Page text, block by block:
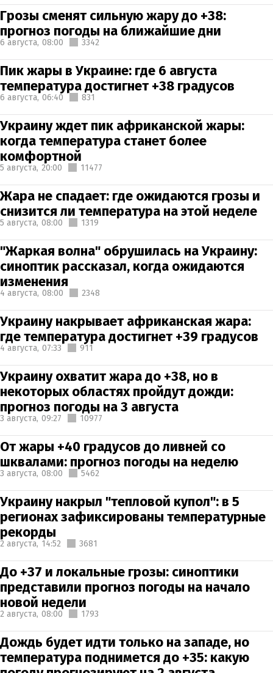
Грозы сменят сильную жару до +38:
прогноз погоды на ближайшие дни
6 августа, 08:00 3342
Пик жары в Украине: где 6 августа
температура достигнет +38 градусов
6 августа, 06:40 831
Украину ждет пик африканской жары:
когда температура станет более
комфортной
5 августа, 20:00 11477
Жара не спадает: где ожидаются грозы и
снизится ли температура на этой неделе
5 августа, 08:00 1319
"Жаркая волна" обрушилась на Украину:
синоптик рассказал, когда ожидаются
изменения
4 августа, 08:00 2348
Украину накрывает африканская жара:
где температура достигнет +39 градусов
4 августа, 07:33 911
Украину охватит жара до +38, но в
некоторых областях пройдут дожди:
прогноз погоды на 3 августа
3 августа, 09:27 10977
От жары +40 градусов до ливней со
шквалами: прогноз погоды на неделю
3 августа, 08:00 5462
Украину накрыл "тепловой купол": в 5
регионах зафиксированы температурные
рекорды
2 августа, 14:52 3681
До +37 и локальные грозы: синоптики
представили прогноз погоды на начало
новой недели
2 августа, 08:00 1793
Дождь будет идти только на западе, но
температура поднимется до +35: какую